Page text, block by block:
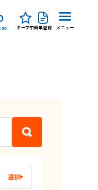
キープ中簡単登録 メニュー
選択